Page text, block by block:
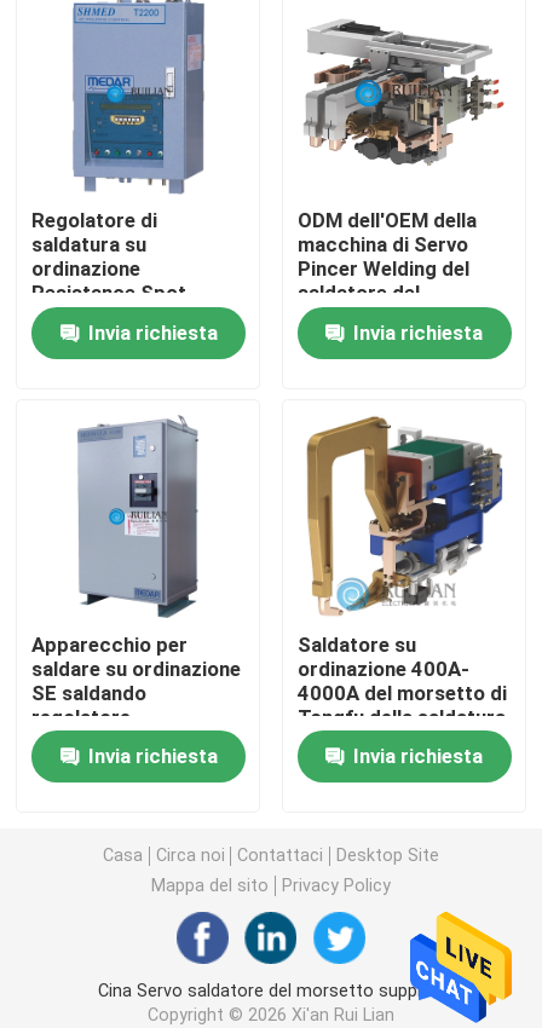
Giro della fabbrica
Controllo di qualità
Contattici
Richieda una citazione
Macchina della saldatura continua di resistenza
Macchina laterale della saldatura continua
Macchina lunga della saldatura continua
macchina automatica della saldatura continua
attrezzatura della saldatura continua
Apparecchio per saldare su ordinazione
Macchina della presa d'aria
Macchina fissa della saldatura a punti
Macchina della saldatura a punti di resistenza
Regolatore di
saldatura su
ordinazione
Resistance Spot
Welding di CA della
saldatrice di RUILIAN
Invia richiesta
ODM dell'OEM della
macchina di Servo
Pincer Welding del
saldatore del
morsetto di RF-TC
SeriesTongfu
Invia richiesta
Apparecchio per
saldare su ordinazione
SE saldando
regolatore
Invia richiesta
Saldatore su
ordinazione 400A-
4000A del morsetto di
Tongfu della saldatura
a punti di resistenza
Invia richiesta
Casa Circa noi Contattaci
Desktop Site
Mappa del sito
Privacy Policy
Cina Servo saldatore del morsetto supplier.
Copyright © 2026 Xi'an Rui Lian